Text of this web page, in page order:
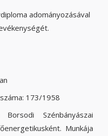
adományozásával
173/1958
Szénbányászai
Munkája